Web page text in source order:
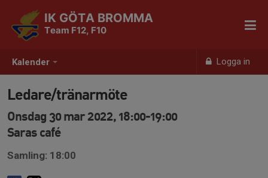
Kalender Logga in
IK GÖTA BROMMA
Team F12, F10
Ledare/tränarmöte
Onsdag 30 mar 2022, 18:00-19:00
Saras café
Samling: 18:00